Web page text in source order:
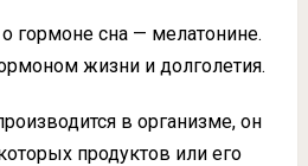
гормоне сна — мелатонине.
жизни и долголетия.
в организме, он
продуктов или его